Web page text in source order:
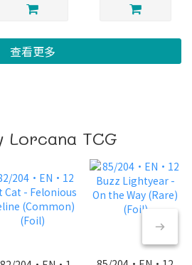
查看更多
Lorcana TCG